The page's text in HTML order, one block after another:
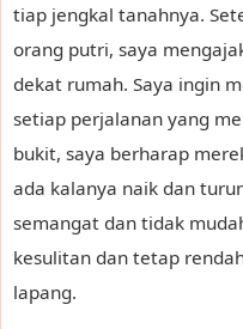
tiap jengkal tanahnya.
orang putri, saya
dekat rumah. Saya ingin
setiap perjalanan yang
bukit, saya berharap
ada kalanya naik dan
semangat dan tidak
kesulitan dan tetap
lapang.